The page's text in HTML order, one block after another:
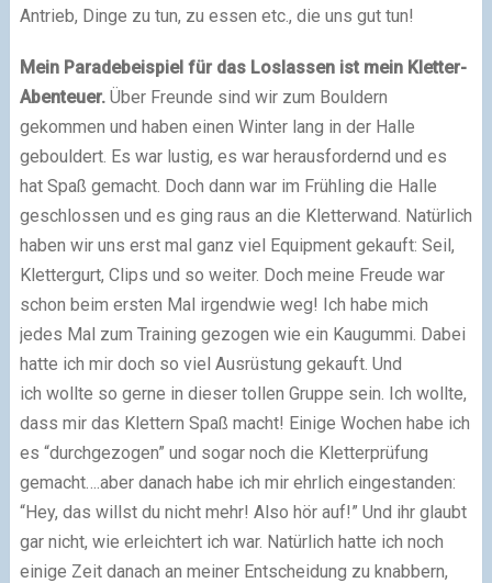
Antrieb, Dinge zu tun, zu essen etc., die uns gut tun!
Mein Paradebeispiel für das Loslassen ist mein Kletter-
Abenteuer.Über Freunde sind wir zum Bouldern
gekommen und haben einen Winter lang in der Halle
gebouldert. Es war lustig, es war herausfordernd und es
hat Spaß gemacht. Doch dann war im Frühling die Halle
geschlossen und es ging raus an die Kletterwand. Natürlich
haben wir uns erst mal ganz viel Equipment gekauft: Seil,
Klettergurt, Clips und so weiter. Doch meine Freude war
schon beim ersten Mal irgendwie weg! Ich habe mich
jedes Mal zum Training gezogen wie ein Kaugummi. Dabei
hatte ich mir doch so viel Ausrüstung gekauft. Und
ich wollte so gerne in dieser tollen Gruppe sein. Ich wollte,
dass mir das Klettern Spaß macht! Einige Wochen habe ich
es “durchgezogen” und sogar noch die Kletterprüfung
gemacht….aber danach habe ich mir ehrlich eingestanden:
“Hey, das willst du nicht mehr! Also hör auf!” Und ihr glaubt
gar nicht, wie erleichtert ich war. Natürlich hatte ich noch
einige Zeit danach an meiner Entscheidung zu knabbern,